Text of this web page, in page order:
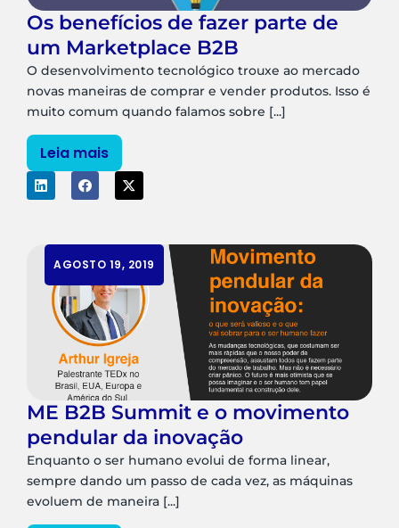
Os benefícios de fazer parte de
um Marketplace B2B
O desenvolvimento tecnológico trouxe ao mercado
novas maneiras de comprar e vender produtos. Isso é
muito comum quando falamos sobre [...]
Leia mais
AGOSTO 19, 2019
ME B2B Summit e o movimento
pendular da inovação
Enquanto o ser humano evolui de forma linear,
sempre dando um passo de cada vez, as máquinas
evoluem de maneira [...]